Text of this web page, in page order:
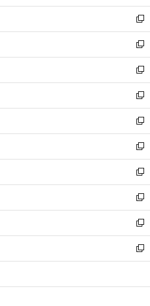
開
く
ウ
で
開
く
ン
ド
ウ
で
開
く
ウ
ィ
ン
ド
ウ
で
開
く
新
し
い
ウ
ィ
ン
ド
ウ
で
開
く
新
し
い
ウ
ィ
ン
ド
ウ
で
開
く
新
し
い
ウ
ィ
ン
ド
ウ
で
開
く
新
し
い
ウ
ィ
ン
ド
ウ
で
開
く
新
し
い
ウ
ィ
ン
ド
ウ
で
開
く
新
し
い
ウ
ィ
ン
ド
ウ
で
開
新
し
い
ウ
ィ
ン
ド
ウ
開
新
し
い
ウ
ィ
ン
ウ
新
し
い
ウ
ン
新
し
ウ